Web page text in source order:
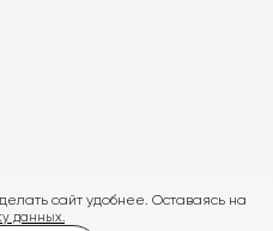
сайт удобнее. Оставаясь на
данных.